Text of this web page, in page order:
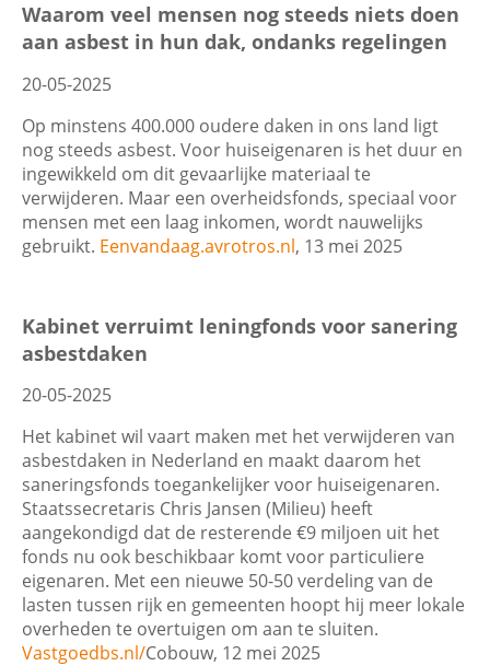
Waarom veel mensen nog steeds niets doen
aan asbest in hun dak, ondanks regelingen
20-05-2025
Op minstens 400.000 oudere daken in ons land ligt
nog steeds asbest. Voor huiseigenaren is het duur en
ingewikkeld om dit gevaarlijke materiaal te
verwijderen. Maar een overheidsfonds, speciaal voor
mensen met een laag inkomen, wordt nauwelijks
gebruikt. Eenvandaag.avrotros.nl, 13 mei 2025
Kabinet verruimt leningfonds voor sanering
asbestdaken
20-05-2025
Het kabinet wil vaart maken met het verwijderen van
asbestdaken in Nederland en maakt daarom het
saneringsfonds toegankelijker voor huiseigenaren.
Staatssecretaris Chris Jansen (Milieu) heeft
aangekondigd dat de resterende €9 miljoen uit het
fonds nu ook beschikbaar komt voor particuliere
eigenaren. Met een nieuwe 50-50 verdeling van de
lasten tussen rijk en gemeenten hoopt hij meer lokale
overheden te overtuigen om aan te sluiten.
Vastgoedbs.nl/Cobouw, 12 mei 2025